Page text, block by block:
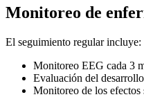
Monitoreo de
El seguimiento regular incluye:
Monitoreo EEG cada 3
Evaluación del
Monitoreo de los efectos